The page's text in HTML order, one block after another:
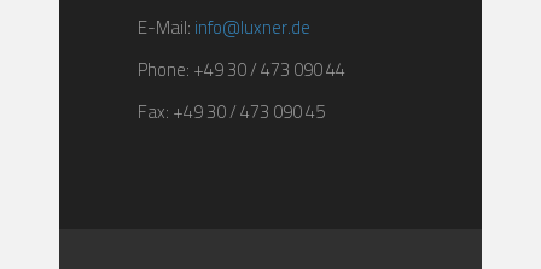
E-Mail:info@luxner.de
Phone: +49 30 / 473 090 44
Fax: +49 30 / 473 090 45